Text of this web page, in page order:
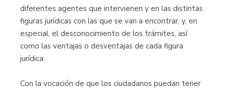
diferentes agentes que intervienen y en las distintas
figuras jurídicas con las que se van a encontrar, y, en
especial, el desconocimiento de los trámites, así
como las ventajas o desventajas de cada figura
jurídica.
Con la vocación de que los ciudadanos puedan tener